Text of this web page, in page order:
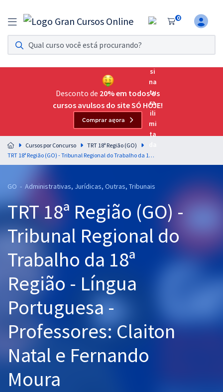
0
Assinatura Ilimitada 11
Acesso a todos os cursos. Teste grátis por 7 dias!
Assinatura OAB Até Passar
Acesso ilimitado a toda preparação para o Exame da
Residências Multiprofissionais
Preparação completa e intensiva para as principais
residências em saúde do Brasil
Cursos 20% OFF
Pós
Graduação
OAB
Questões grátis
Aprovados
Desconto de 20% em todos os
cursos avulsos do site SÓ HOJE!
Comprar agora
Cursos por Concurso
TRT 18ª Região (GO)
TRT 18ª Região (GO) - Tribunal Regional do Trabalho da 18ª Região - Língua Portuguesa - Professores: Claiton Natal e Fernando Moura
GO - Administrativas, Jurídicas, Outras, Tribunais
TRT 18ª Região (GO) -
Tribunal Regional do
Trabalho da 18ª
Região - Língua
Portuguesa -
Professores: Claiton
Natal e Fernando
Moura